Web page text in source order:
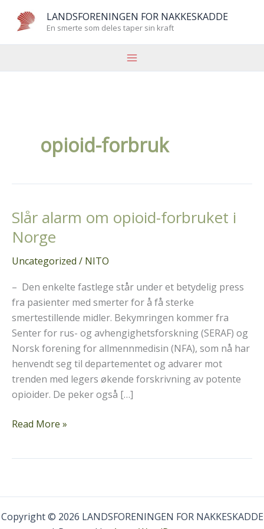
LANDSFORENINGEN FOR NAKKESKADDE
En smerte som deles taper sin kraft
opioid-forbruk
Slår alarm om opioid-forbruket i
Norge
Uncategorized / NITO
– Den enkelte fastlege står under et betydelig press
fra pasienter med smerter for å få sterke
smertestillende midler. Bekymringen kommer fra
Senter for rus- og avhengighetsforskning (SERAF) og
Norsk forening for allmennmedisin (NFA), som nå har
henvendt seg til departementet og advarer mot
trenden med legers økende forskrivning av potente
opioider. De peker også […]
Slår
i
Norge
Read More »
Copyright © 2026 LANDSFORENINGEN FOR NAKKESKADDE